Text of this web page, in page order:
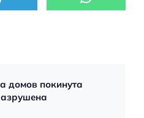
домов покинута